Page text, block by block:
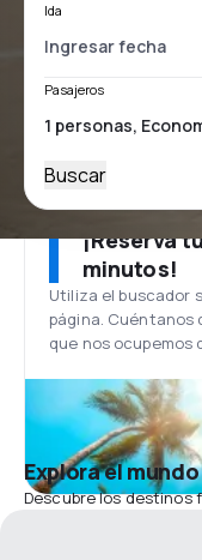
Ida
Pasajeros
Buscar
¡Reserva
minutos!
Utiliza el buscador
página. Cuéntanos
que nos ocupemos
Explora el
Descubre los